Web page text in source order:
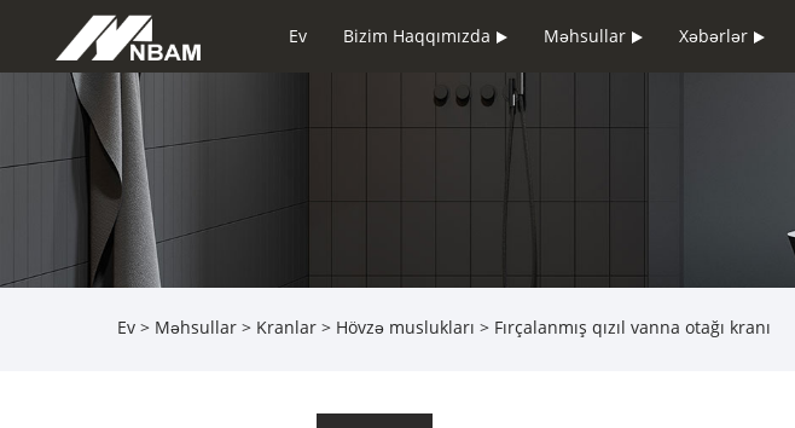
Ev Bizim Haqqımızda Məhsullar Xəbərlər
Ev > Məhsullar > Kranlar > Hövzə muslukları > Fırçalanmış qızıl vanna otağı kranı